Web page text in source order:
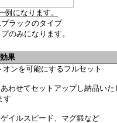
になります。
ラックのタイプ
のみになります。
果
ンを可能にするフルセット
わせてセットアップし納品いた
す
イルスピード、マグ鍛など